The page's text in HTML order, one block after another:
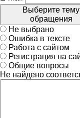
Выберите тему
обращения
Не выбрано
Ошибка в тексте
Работа с сайтом
Регистрация на
Общие вопросы
Не найдено